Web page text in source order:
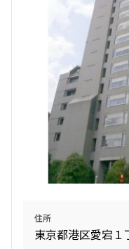
住所
東京都港区愛宕１